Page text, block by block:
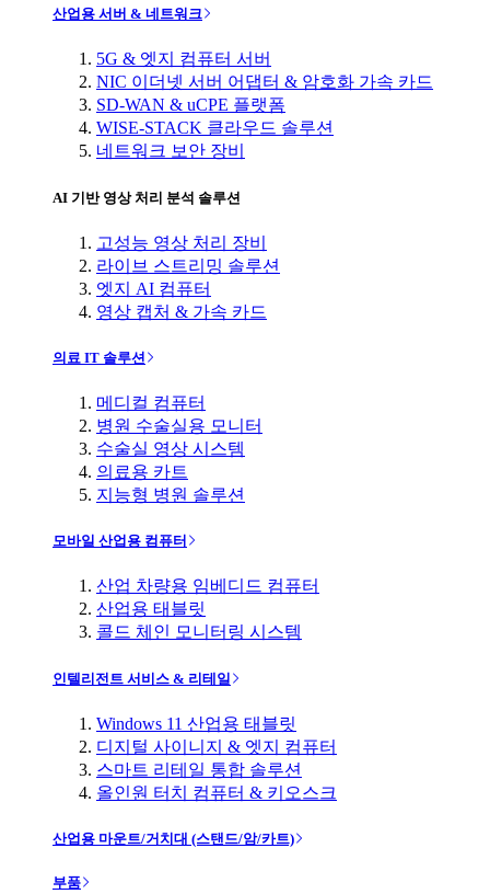
산업용 서버 & 네트워크
5G & 엣지 컴퓨터 서버
NIC 이더넷 서버 어댑터 & 암호화 가속 카드
SD-WAN & uCPE 플랫폼
WISE-STACK 클라우드 솔루션
네트워크 보안 장비
AI 기반 영상 처리 분석 솔루션
고성능 영상 처리 장비
라이브 스트리밍 솔루션
엣지 AI 컴퓨터
영상 캡처 & 가속 카드
의료 IT 솔루션
메디컬 컴퓨터
병원 수술실용 모니터
수술실 영상 시스템
의료용 카트
지능형 병원 솔루션
모바일 산업용 컴퓨터
산업 차량용 임베디드 컴퓨터
산업용 태블릿
콜드 체인 모니터링 시스템
인텔리전트 서비스 & 리테일
Windows 11 산업용 태블릿
디지털 사이니지 & 엣지 컴퓨터
스마트 리테일 통합 솔루션
올인원 터치 컴퓨터 & 키오스크
산업용 마운트/거치대 (스탠드/암/카트)
부품